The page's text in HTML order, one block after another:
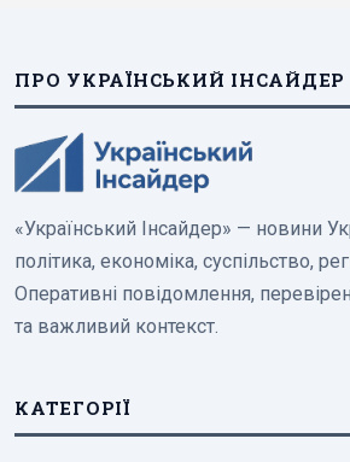
ПРО УКРАЇНСЬКИЙ ІНСАЙДЕР
«Український Інсайдер» — новини
політика, економіка, суспільство,
Оперативні повідомлення,
та важливий контекст.
КАТЕГОРІЇ